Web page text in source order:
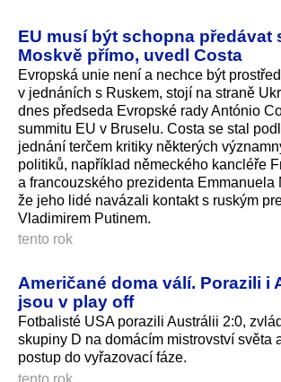
EU musí být schopna předávat
Moskvě přímo, uvedl Costa
Evropská unie není a nechce být
v jednáních s Ruskem, stojí na straně
dnes předseda Evropské rady António
summitu EU v Bruselu. Costa se stal
jednání terčem kritiky některých
politiků, například německého kancléře
a francouzského prezidenta Emmanuela
že jeho lidé navázali kontakt s ruským
Vladimirem Putinem.
tento rok
Američané doma válí. Porazili i
jsou v play off
Fotbalisté USA porazili Austrálii 2:0,
skupiny D na domácím mistrovství světa
postup do vyřazovací fáze.
tento rok